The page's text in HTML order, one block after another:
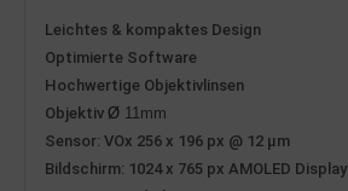
Leichtes & kompaktes Design
Optimierte Software
Hochwertige Objektivlinsen
Objektiv Ø 11mm
Sensor: VOx 256 x 196 px @ 12 µm
Bildschirm: 1024 x 765 px AMOLED Display